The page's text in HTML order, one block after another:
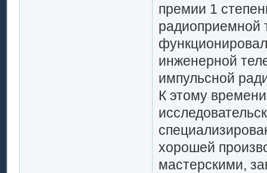
премии 1
радиоприемной
инженерной
импульсной
К этому
хорошей
мастерскими,